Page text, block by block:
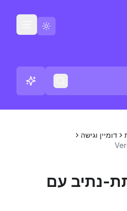
דומיין וגישה
נתיב עם